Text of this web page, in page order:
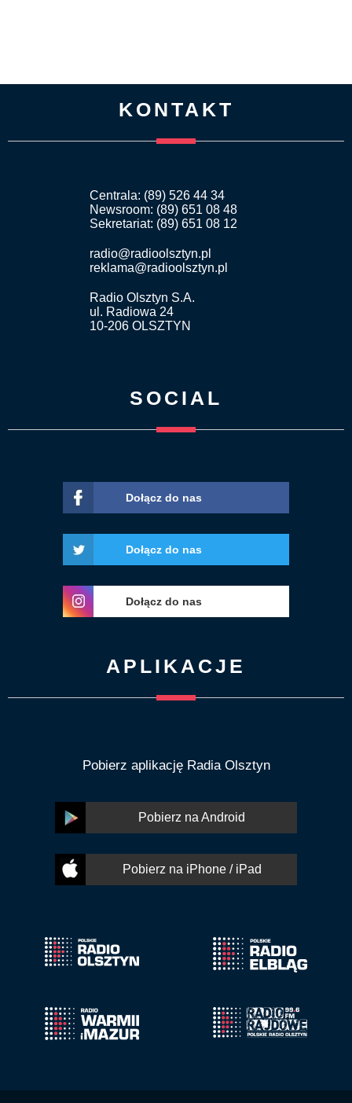
KONTAKT
Centrala: (89) 526 44 34
Newsroom: (89) 651 08 48
Sekretariat: (89) 651 08 12
radio@radioolsztyn.pl
reklama@radioolsztyn.pl
Radio Olsztyn S.A.
ul. Radiowa 24
10-206 OLSZTYN
SOCIAL
Dołącz do nas
Dołącz do nas
Dołącz do nas
APLIKACJE
Pobierz aplikację Radia Olsztyn
Pobierz na Android
Pobierz na iPhone / iPad